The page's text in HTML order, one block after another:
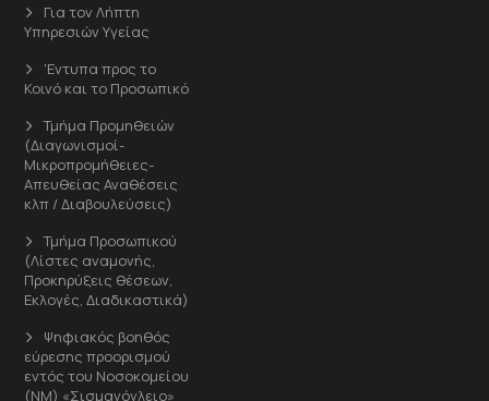
Για τον Λήπτη
Υπηρεσιών Υγείας
'Εντυπα προς το
Κοινό και το Προσωπικό
Τμήμα Προμηθειών
(Διαγωνισμοί-
Μικροπρομήθειες-
Απευθείας Αναθέσεις
κλπ / Διαβουλεύσεις)
Τμήμα Προσωπικού
(Λίστες αναμονής,
Προκηρύξεις θέσεων,
Εκλογές, Διαδικαστικά)
Ψηφιακός βοηθός
εύρεσης προορισμού
εντός του Νοσοκομείου
(ΝΜ) «Σισμανόγλειο»